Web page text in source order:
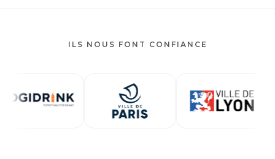
ILS NOUS FONT CONFIANCE